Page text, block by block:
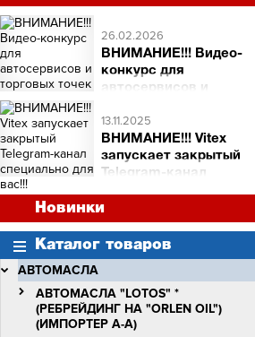
26.02.2026
ВНИМАНИЕ!!! Видео-
конкурс для
автосервисов и
ВНИМАНИЕ!!! Видео-
конкурс для автосервисов
и торговых точек
Сними видео с Vitex -
Quantum Molibden
13.11.2025
ВНИМАНИЕ!!! Vitex
запускает закрытый
Telegram-канал
ВНИМАНИЕ!!!
Telegram-канал
специально для вас!!!
Новинки
Каталог товаров
АВТОМАСЛА
АВТОМАСЛА "LOTOS" *
(РЕБРЕЙДИНГ НА "ORLEN OIL")
(ИМПОРТЕР А-А)